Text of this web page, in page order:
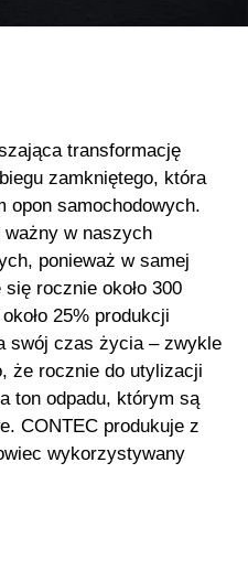
transformację
zamkniętego, która
opon samochodowych.
ważny w naszych
ponieważ w samej
rocznie około 300
25% produkcji
swój czas życia – zwykle
że rocznie do utylizacji
ton odpadu, którym są
CONTEC produkuje z
wykorzystywany